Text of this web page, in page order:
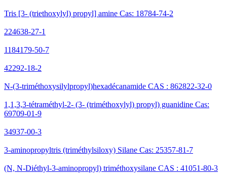
Tris [3- (triethoxylyl) propyl] amine Cas: 18784-74-2
224638-27-1
1184179-50-7
42292-18-2
N-(3-triméthoxysilylpropyl)hexadécanamide CAS : 862822-32-0
1,1,3,3-tétraméthyl-2- (3- (triméthoxylyl) propyl) guanidine Cas:
69709-01-9
34937-00-3
3-aminopropyltris (triméthylsiloxy) Silane Cas: 25357-81-7
(N, N-Diéthyl-3-aminopropyl) triméthoxysilane CAS : 41051-80-3